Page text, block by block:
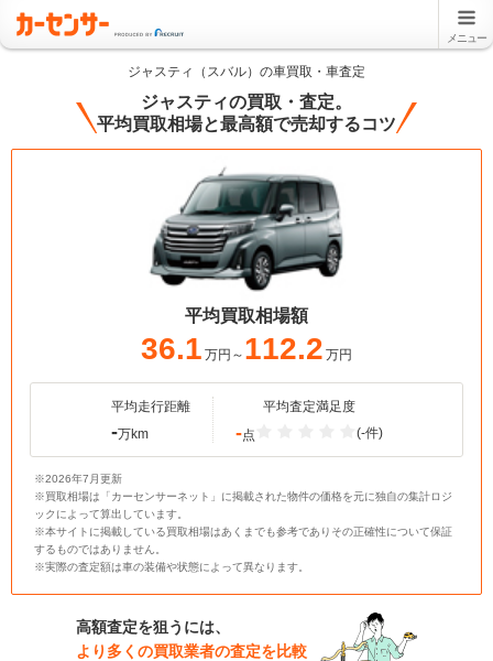
メニュー
ジャスティ（スバル）の車買取・車査定
ジャスティの買取・査定。
平均買取相場と最高額で売却するコツ
平均買取相場額
36.1 万円～ 112.2 万円
平均走行距離
-万km
平均査定満足度
-点 (-件)
※2026年7月更新
※買取相場は「カーセンサーネット」に掲載された物件の価格を元に独自の集計ロジ
ックによって算出しています。
※本サイトに掲載している買取相場はあくまでも参考でありその正確性について保証
するものではありません。
※実際の査定額は車の装備や状態によって異なります。
高額査定を狙うには、
より多くの買取業者の査定を比較